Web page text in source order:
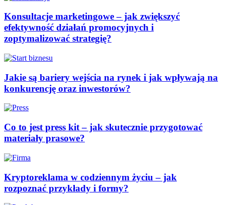
Konsultacje marketingowe – jak zwiększyć
efektywność działań promocyjnych i
zoptymalizować strategię?
Jakie są bariery wejścia na rynek i jak wpływają na
konkurencję oraz inwestorów?
Co to jest press kit – jak skutecznie przygotować
materiały prasowe?
Kryptoreklama w codziennym życiu – jak
rozpoznać przykłady i formy?